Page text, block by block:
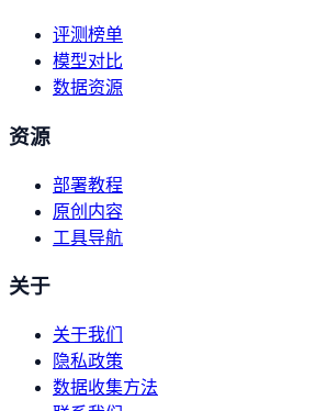
评测榜单
模型对比
数据资源
资源
部署教程
原创内容
工具导航
关于
关于我们
隐私政策
数据收集方法